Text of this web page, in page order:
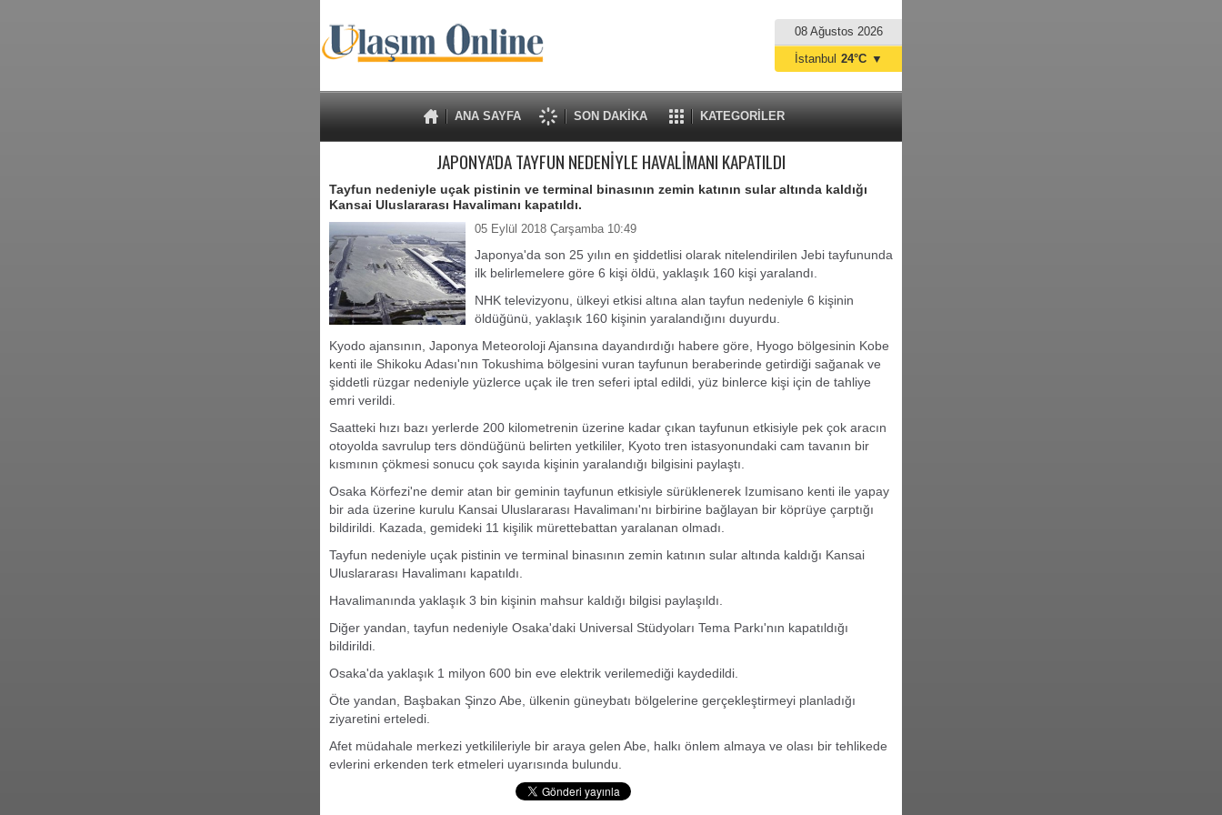
08 Ağustos 2026
ANA SAYFA SON DAKİKA KATEGORİLER
İstanbul 24°C ▼
JAPONYA'DA TAYFUN NEDENİYLE HAVALİMANI KAPATILDI
Tayfun nedeniyle uçak pistinin ve terminal binasının zemin katının sular altında kaldığı
Kansai Uluslararası Havalimanı kapatıldı.
05 Eylül 2018 Çarşamba 10:49
Japonya'da son 25 yılın en şiddetlisi olarak nitelendirilen Jebi tayfununda
ilk belirlemelere göre 6 kişi öldü, yaklaşık 160 kişi yaralandı.
NHK televizyonu, ülkeyi etkisi altına alan tayfun nedeniyle 6 kişinin
öldüğünü, yaklaşık 160 kişinin yaralandığını duyurdu.
Kyodo ajansının, Japonya Meteoroloji Ajansına dayandırdığı habere göre, Hyogo bölgesinin Kobe
kenti ile Shikoku Adası'nın Tokushima bölgesini vuran tayfunun beraberinde getirdiği sağanak ve
şiddetli rüzgar nedeniyle yüzlerce uçak ile tren seferi iptal edildi, yüz binlerce kişi için de tahliye
emri verildi.
Saatteki hızı bazı yerlerde 200 kilometrenin üzerine kadar çıkan tayfunun etkisiyle pek çok aracın
otoyolda savrulup ters döndüğünü belirten yetkililer, Kyoto tren istasyonundaki cam tavanın bir
kısmının çökmesi sonucu çok sayıda kişinin yaralandığı bilgisini paylaştı.
Osaka Körfezi'ne demir atan bir geminin tayfunun etkisiyle sürüklenerek Izumisano kenti ile yapay
bir ada üzerine kurulu Kansai Uluslararası Havalimanı'nı birbirine bağlayan bir köprüye çarptığı
bildirildi. Kazada, gemideki 11 kişilik mürettebattan yaralanan olmadı.
Tayfun nedeniyle uçak pistinin ve terminal binasının zemin katının sular altında kaldığı Kansai
Uluslararası Havalimanı kapatıldı.
Havalimanında yaklaşık 3 bin kişinin mahsur kaldığı bilgisi paylaşıldı.
Diğer yandan, tayfun nedeniyle Osaka'daki Universal Stüdyoları Tema Parkı'nın kapatıldığı
bildirildi.
Osaka'da yaklaşık 1 milyon 600 bin eve elektrik verilemediği kaydedildi.
Öte yandan, Başbakan Şinzo Abe, ülkenin güneybatı bölgelerine gerçekleştirmeyi planladığı
ziyaretini erteledi.
Afet müdahale merkezi yetkilileriyle bir araya gelen Abe, halkı önlem almaya ve olası bir tehlikede
evlerini erkenden terk etmeleri uyarısında bulundu.